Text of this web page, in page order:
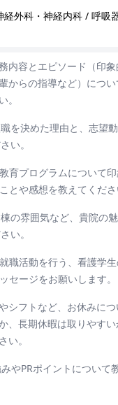
経外科・神経内科 / 呼吸
内容とエピソード（印
からの指導など）につい
。
を決めた理由と、志望
い。
育プログラムについて
とや感想を教えてくださ
の雰囲気など、貴院の
い。
職活動を行う、看護学
セージをお願いします。
シフトなど、お休みに
、長期休暇は取りやす
い。
やPRポイントについて